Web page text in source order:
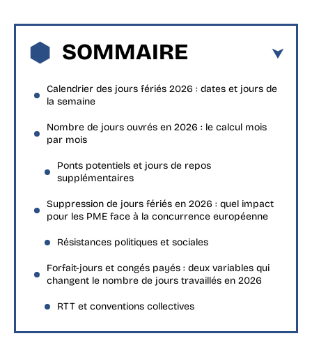
SOMMAIRE
Calendrier des jours fériés 2026 : dates et jours de
la semaine
Nombre de jours ouvrés en 2026 : le calcul mois
par mois
Ponts potentiels et jours de repos
supplémentaires
Suppression de jours fériés en 2026 : quel impact
pour les PME face à la concurrence européenne
Résistances politiques et sociales
Forfait-jours et congés payés : deux variables qui
changent le nombre de jours travaillés en 2026
RTT et conventions collectives